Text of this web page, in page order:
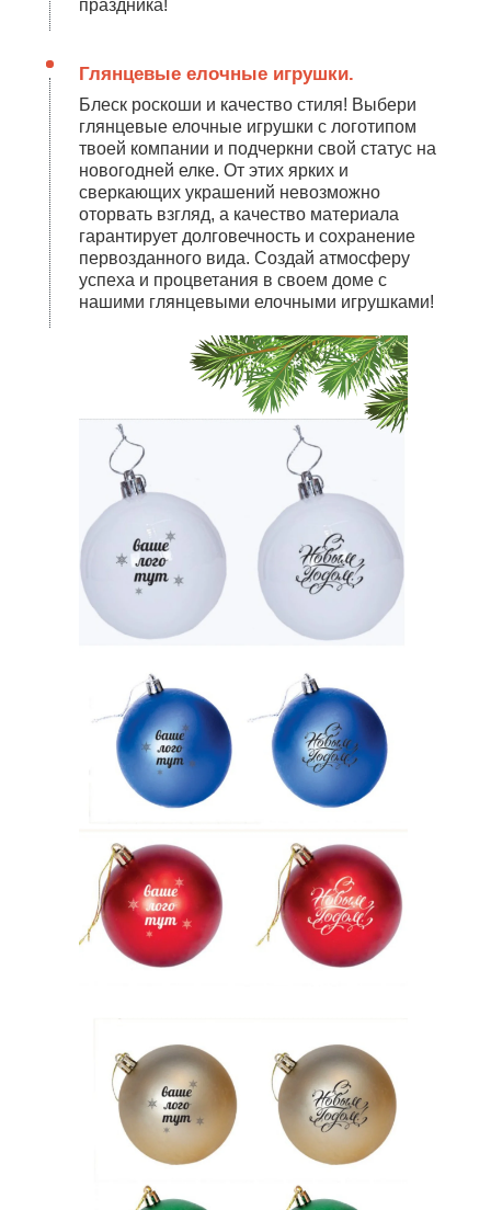
праздника!
Глянцевые елочные игрушки.
Блеск роскоши и качество стиля! Выбери
глянцевые елочные игрушки с логотипом
твоей компании и подчеркни свой статус на
новогодней елке. От этих ярких и
сверкающих украшений невозможно
оторвать взгляд, а качество материала
гарантирует долговечность и сохранение
первозданного вида. Создай атмосферу
успеха и процветания в своем доме с
нашими глянцевыми елочными игрушками!